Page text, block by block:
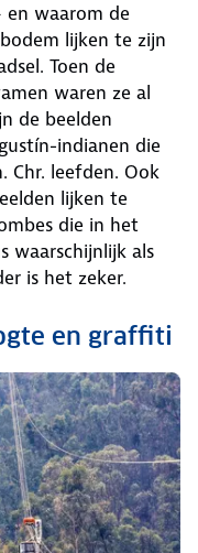
en waarom de
lijken te zijn
Toen de
waren ze al
de beelden
indianen die
Chr. leefden. Ook
lijken te
die in het
waarschijnlijk als
is het zeker.
en graffiti